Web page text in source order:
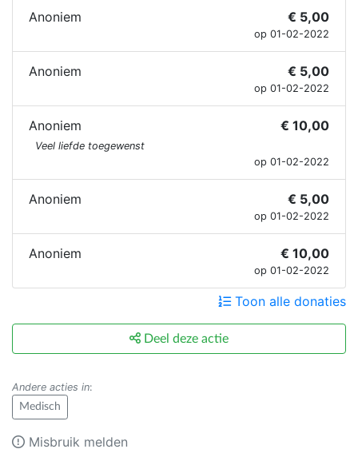
Anoniem € 5,00
op 01-02-2022
Anoniem € 5,00
op 01-02-2022
Anoniem € 10,00
Veel liefde toegewenst
op 01-02-2022
Anoniem € 5,00
op 01-02-2022
Anoniem € 10,00
op 01-02-2022
Toon alle donaties
Deel deze actie
Andere acties in:
Medisch
Misbruik melden